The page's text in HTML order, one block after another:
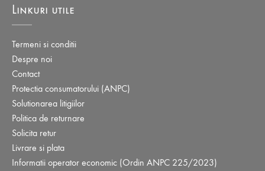
Linkuri utile
Termeni si conditii
Despre noi
Contact
Protectia consumatorului (ANPC)
Solutionarea litigiilor
Politica de returnare
Solicita retur
Livrare si plata
Informatii operator economic (Ordin ANPC 225/2023)